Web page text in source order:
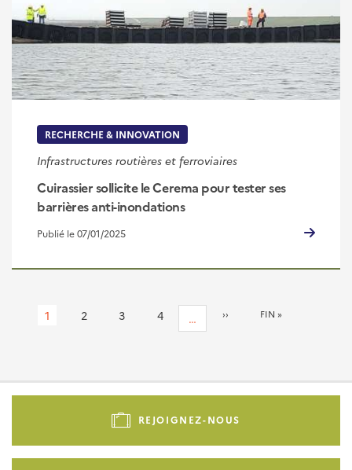
RECHERCHE & INNOVATION
Infrastructures routières et ferroviaires
Cuirassier sollicite le Cerema pour tester ses
barrières anti-inondations
Publié le 07/01/2025
Page
1 Page
2 Page
3 Page
4 …
PAGE
››
DERNIÈRE
FIN »
Pied
-
REJOIGNEZ-NOUS